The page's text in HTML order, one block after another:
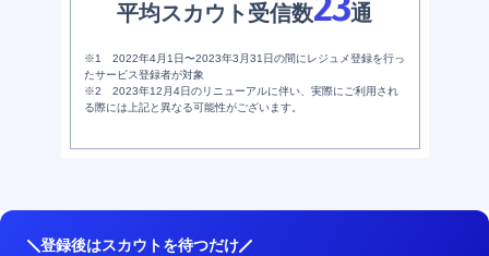
平均スカウト受信数
通
※1 2022年4月1日〜2023年3月31日の間にレジュメ登録を行っ
たサービス登録者が対象
※2 2023年12月4日のリニューアルに伴い、実際にご利用され
る際には上記と異なる可能性がございます。
登録後はスカウトを待つだけ